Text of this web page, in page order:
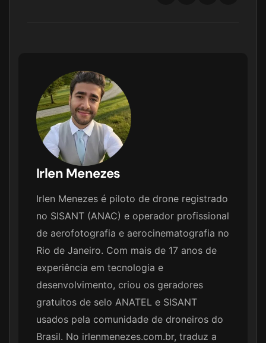
Irlen Menezes
Irlen Menezes é piloto de drone registrado
no SISANT (ANAC) e operador profissional
de aerofotografia e aerocinematografia no
Rio de Janeiro. Com mais de 17 anos de
experiência em tecnologia e
desenvolvimento, criou os geradores
gratuitos de selo ANATEL e SISANT
usados pela comunidade de droneiros do
Brasil. No irlenmenezes.com.br, traduz a